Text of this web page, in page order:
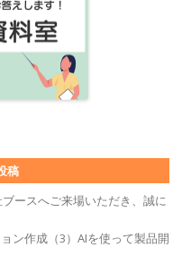
稿
ブースへご来場いただき、誠に
ン作成（3）AIを使って製品開